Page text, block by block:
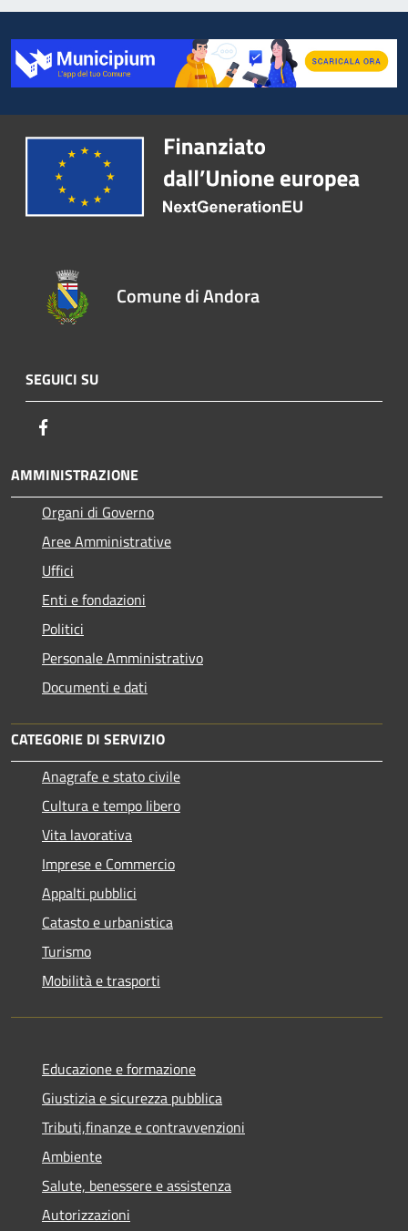
Comune di Andora
SEGUICI SU
AMMINISTRAZIONE
Organi di Governo
Aree Amministrative
Uffici
Enti e fondazioni
Politici
Personale Amministrativo
Documenti e dati
CATEGORIE DI SERVIZIO
Anagrafe e stato civile
Cultura e tempo libero
Vita lavorativa
Imprese e Commercio
Appalti pubblici
Catasto e urbanistica
Turismo
Mobilità e trasporti
Educazione e formazione
Giustizia e sicurezza pubblica
Tributi,finanze e contravvenzioni
Ambiente
Salute, benessere e assistenza
Autorizzazioni